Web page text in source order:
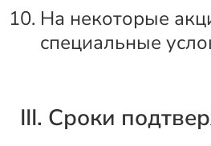
На некоторые
специальные
III. Сроки